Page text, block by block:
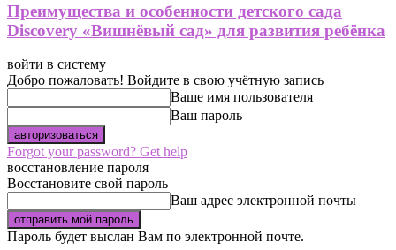
Преимущества и особенности детского сада
Discovery «Вишнёвый сад» для развития ребёнка
войти в систему
Добро пожаловать! Войдите в свою учётную запись
Ваше имя пользователя
Ваш пароль
Forgot your password? Get help
восстановление пароля
Восстановите свой пароль
Ваш адрес электронной почты
Пароль будет выслан Вам по электронной почте.